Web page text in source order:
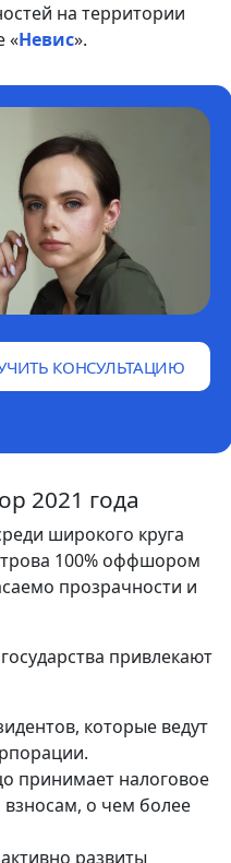
на территории
«Невис».
КОНСУЛЬТАЦИЮ
2021 года
широкого круга
100% оффшором
прозрачности и
привлекают
которые ведут
принимает налоговое
взносам, о чем более
развиты